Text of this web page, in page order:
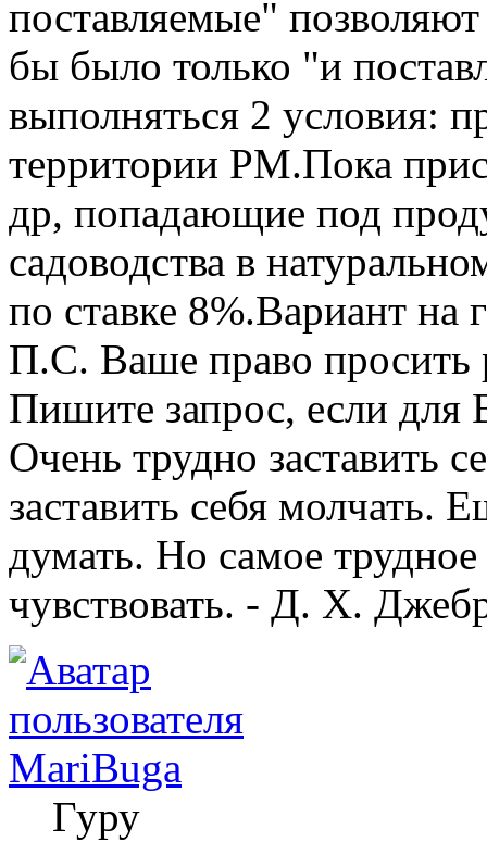
поставляемые"
бы было только "и
выполняться 2 условия:
территории РМ.Пока
др, попадающие под
садоводства в
по ставке 8%.Вариант на
П.С. Ваше право просить
Пишите запрос, если для
Очень трудно заставить
заставить себя молчать.
думать. Но самое трудное
чувствовать. - Д. Х.
MariBuga
Гуру